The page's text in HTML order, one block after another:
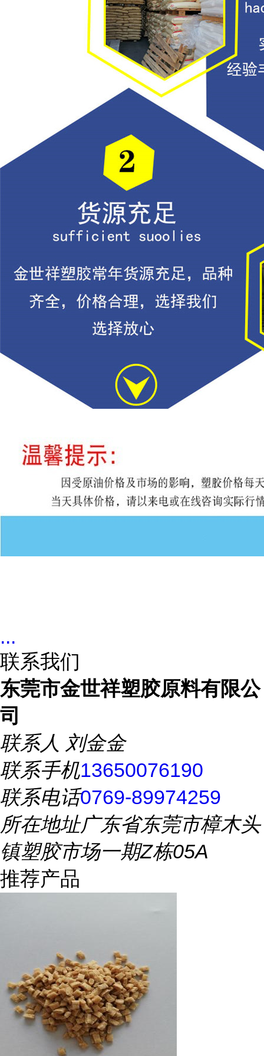
...
联系我们
东莞市金世祥塑胶原料有限公
司
联系人 刘金金
联系手机13650076190
联系电话0769-89974259
所在地址广东省东莞市樟木头
镇塑胶市场一期Z栋05A
推荐产品